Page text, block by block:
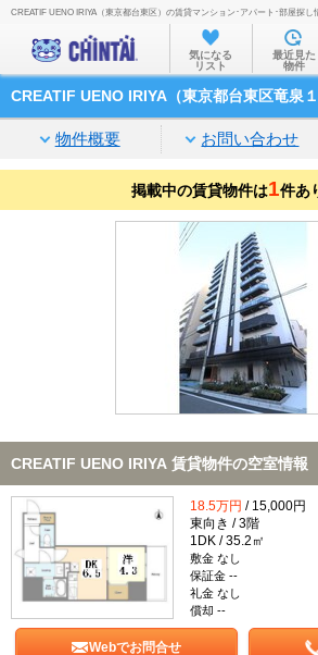
お部屋を探す
沿線・駅から
家賃相場から
通勤通学時
物件特集から
不動産会社か
TOP
CREATIF UENO IRIYA（東京都台東区）の賃貸マンション･アパート･部屋探し
気になる
リスト
最近見た
物件
CREATIF UENO IRIYA（東京都台東区竜泉
物件概要 お問い合わせ
掲載中の賃貸物件は1件あ
CREATIF UENO IRIYA 賃貸物件の空室情報
18.5万円 / 15,000円
東向き / 3階
1DK / 35.2㎡
敷金 なし
保証金 --
礼金 なし
償却 --
Webでお問合せ